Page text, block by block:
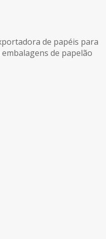
de papéis para
de papelão